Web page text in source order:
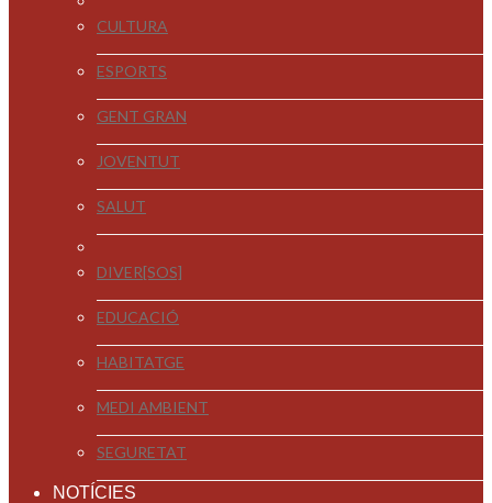
CULTURA
ESPORTS
GENT GRAN
JOVENTUT
SALUT
DIVER[SOS]
EDUCACIÓ
HABITATGE
MEDI AMBIENT
SEGURETAT
NOTÍCIES